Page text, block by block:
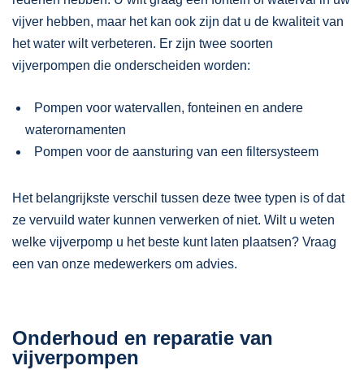
vijver hebben, maar het kan ook zijn dat u de kwaliteit van
het water wilt verbeteren. Er zijn twee soorten
vijverpompen die onderscheiden worden:
Pompen voor watervallen, fonteinen en andere
waterornamenten
Pompen voor de aansturing van een filtersysteem
Het belangrijkste verschil tussen deze twee typen is of dat
ze vervuild water kunnen verwerken of niet. Wilt u weten
welke vijverpomp u het beste kunt laten plaatsen? Vraag
een van onze medewerkers om advies.
Onderhoud en reparatie van
vijverpompen